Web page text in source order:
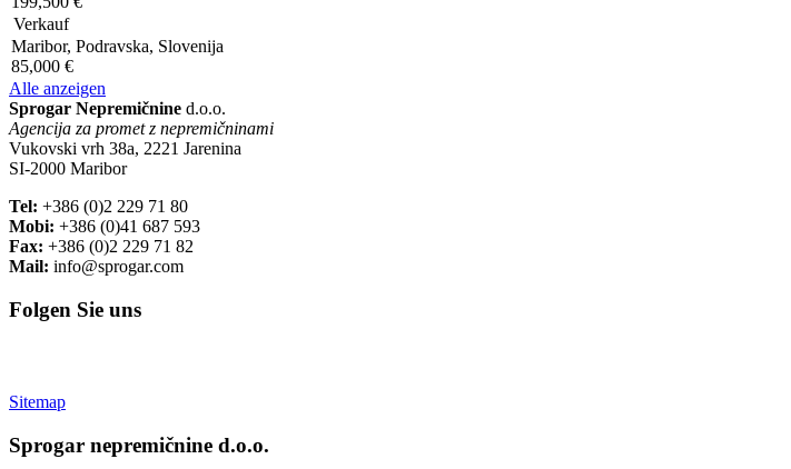
Verkauf
Maribor, Podravska, Slovenija
85,000 €
Alle anzeigen
Sprogar Nepremičnine d.o.o.
Agencija za promet z nepremičninami
Vukovski vrh 38a, 2221 Jarenina
SI-2000 Maribor
Tel: +386 (0)2 229 71 80
Mobi: +386 (0)41 687 593
Fax: +386 (0)2 229 71 82
Mail: info@sprogar.com
Folgen Sie uns
Sitemap
Sprogar nepremičnine d.o.o.